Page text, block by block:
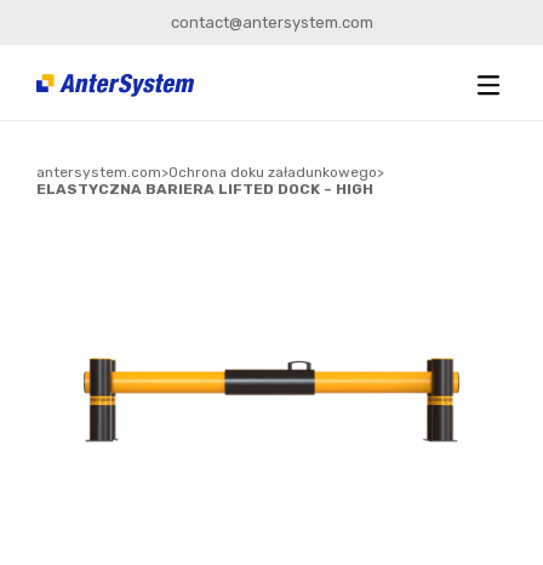
contact@antersystem.com
antersystem.com>Ochrona doku załadunkowego>
ELASTYCZNA BARIERA LIFTED DOCK – HIGH